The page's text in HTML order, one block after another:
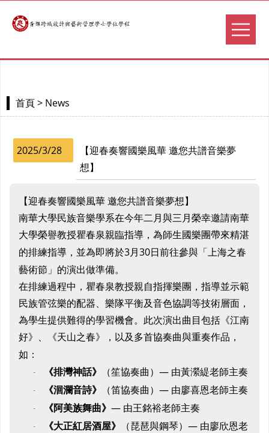
首頁 > News
2025/3/28
【迎春奏響國樂風華 邀您共譜音樂夢
想】
【迎春奏響國樂風華 邀您共譜音樂夢想】
南華大學民族音樂學系在今年二月與三月榮幸邀請南華
大學榮譽教授瞿春泉親臨指導，為師生國樂團帶來精湛
的排練指導，並為即將於3月 30日前往參與「上海之春
藝術節」的演出做準備。
在排練過程中，瞿春泉教授親自指揮樂團，指導並示範
民族管弦樂的配器、樂隊平衡及音色協調等技術層面，
為學生提供難得的學習機會。此次演出曲目包括《江南
好》、《天山之春》，以及多首協奏曲與重奏作品，
如：
· 《排灣神話》 （笙協奏曲） — 由黃瀠緹老師主奏
· 《洄瀾音詩》 （笛協奏曲） — 由廖喜恩老師主奏
· 《阿美族舞曲》 — 由王銘裕老師主奏
· 《大正紅居酒屋》 （琵琶與鋼琴） — 由廖欣恩老